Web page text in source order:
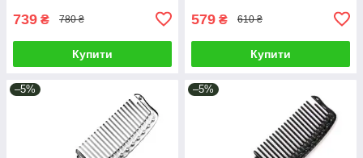
739 ₴ 780 ₴
Купити
579 ₴ 610 ₴
Купити
–5% –5%